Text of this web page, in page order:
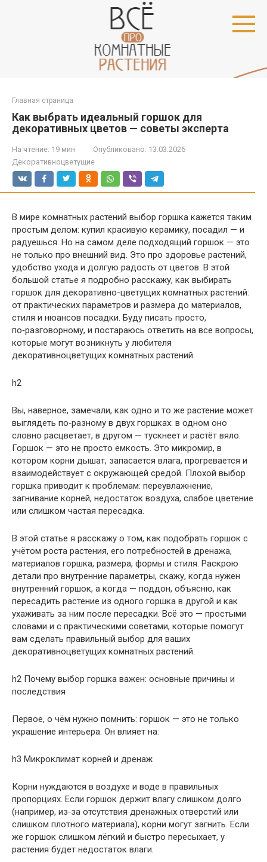
Главная страница
Как выбрать идеальный горшок для
декоративных цветов — советы эксперта
На чтение: 19 мин Опубликовано: 13.03.2026
Декоративноцветущие
В мире комнатных растений выбор горшка кажется таким
простым делом: купил красивую керамику, посадил — и
радуешься. Но на самом деле подходящий горшок — это
не только про внешний вид. Это про здоровье растений,
удобство ухода и долгую радость от цветов. В этой
большой статье я подробно расскажу, как выбирать
горшок для декоративно-цветущих комнатных растений:
от практических параметров и размера до материалов,
стиля и нюансов посадки. Буду писать просто,
по‑разговорному, и постараюсь ответить на все вопросы,
которые могут возникнуть у любителя
декоративноцветущих комнатных растений.
h2
Вы, наверное, замечали, как одно и то же растение может
выглядеть по‑разному в двух горшках: в одном оно
словно расцветает, в другом — тускнеет и растёт вяло.
Горшок — это не просто емкость. Это микромир, в
котором корни дышат, запасается влага, прогревается и
взаимодействует с окружающей средой. Плохой выбор
горшка приводит к проблемам: переувлажнение,
загнивание корней, недостаток воздуха, слабое цветение
или слишком частая пересадка.
В этой статье я расскажу о том, как подобрать горшок с
учётом роста растения, его потребностей в дренажа,
материалов горшка, размера, формы и стиля. Раскрою
детали про внутренние параметры, скажу, когда нужен
внутренний горшок, а когда — поддон, объясню, как
пересадить растение из одного горшка в другой и как
ухаживать за ним после пересадки. Всё это — простыми
словами и с практическими советами, которые помогут
вам сделать правильный выбор для ваших
декоративноцветущих комнатных растений.
h2 Почему выбор горшка важен: основные причины и
последствия
Первое, о чём нужно помнить: горшок — это не только
украшение интерьера. Он влияет на:
h3 Микроклимат корней и дренаж
Корни нуждаются в воздухе и воде в правильных
пропорциях. Если горшок держит влагу слишком долго
(например, из‑за отсутствия дренажных отверстий или
слишком плотного материала), корни могут загнить. Если
же горшок слишком лёгкий и быстро пересыхает, у
растения будет недостаток влаги.